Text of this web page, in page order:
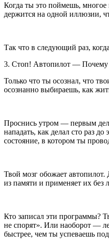
Когда ты это поймешь, многое
держится на одной иллюзии,
Так что в следующий раз,
3. Стоп! Автопилот — Почему
Только что ты осознал, что
осознанно выбираешь, как
Проснись утром — первым
нападать, как делал сто раз
состояние, в котором ты
Твой мозг обожает
из памяти и применяет их
Кто записал эти программы?
не спорят». Или наоборот —
быстрее, чем ты успеваешь